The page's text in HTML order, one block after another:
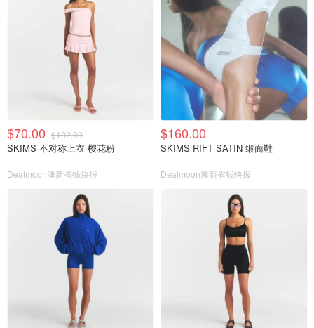
$70.00 $102.00
SKIMS 不对称上衣 樱花粉
Dealmoon澳新省钱快报
$160.00
SKIMS RIFT SATIN 缎面鞋
Dealmoon澳新省钱快报